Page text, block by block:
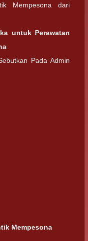
Mempesona dari
untuk Perawatan
Pada Admin
Mempesona